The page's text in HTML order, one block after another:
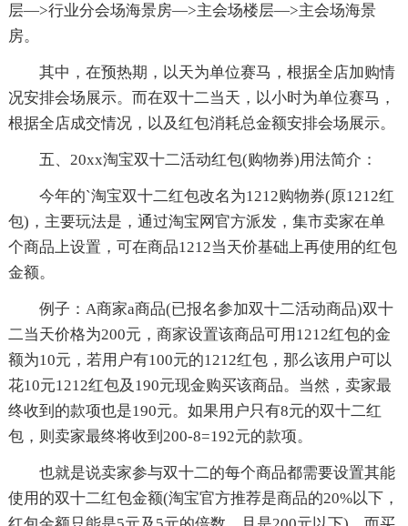
层—>行业分会场海景房—>主会场楼层—>主会场海景
房。
其中，在预热期，以天为单位赛马，根据全店加购情
况安排会场展示。而在双十二当天，以小时为单位赛马，
根据全店成交情况，以及红包消耗总金额安排会场展示。
五、20xx淘宝双十二活动红包(购物券)用法简介：
今年的`淘宝双十二红包改名为1212购物券(原1212红
包)，主要玩法是，通过淘宝网官方派发，集市卖家在单
个商品上设置，可在商品1212当天价基础上再使用的红包
金额。
例子：A商家a商品(已报名参加双十二活动商品)双十
二当天价格为200元，商家设置该商品可用1212红包的金
额为10元，若用户有100元的1212红包，那么该用户可以
花10元1212红包及190元现金购买该商品。当然，卖家最
终收到的款项也是190元。如果用户只有8元的双十二红
包，则卖家最终将收到200-8=192元的款项。
也就是说卖家参与双十二的每个商品都需要设置其能
使用的双十二红包金额(淘宝官方推荐是商品的20%以下，